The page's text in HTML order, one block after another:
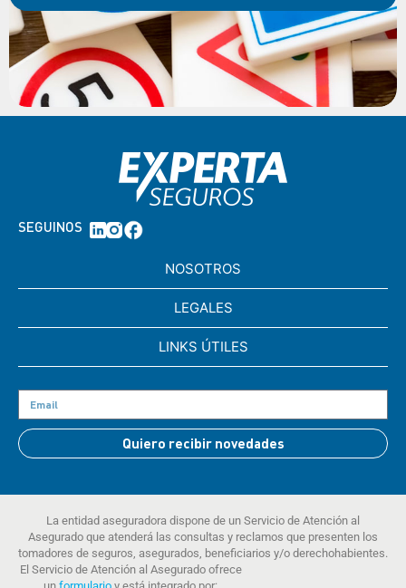
SEGUINOS
NOSOTROS
LEGALES
LINKS ÚTILES
Quiero recibir novedades
La entidad aseguradora dispone de un Servicio de Atención al
Asegurado que atenderá las consultas y reclamos que presenten los
tomadores de seguros, asegurados, beneficiarios y/o derechohabientes.
El Servicio de Atención al Asegurado ofrece